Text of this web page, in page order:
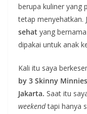
berupa kuliner yang
tetap menyehatkan.
sehat yang bernama
dipakai untuk anak
Kali itu saya
by 3 Skinny Minnies
Jakarta. Saat itu
weekendtapi hanya